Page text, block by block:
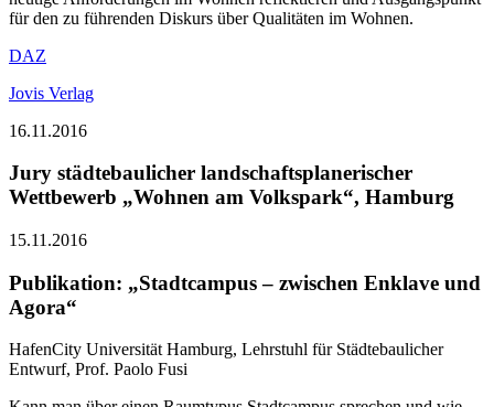
für den zu führenden Diskurs über Qualitäten im Wohnen.
DAZ
Jovis Verlag
16.11.2016
Jury städtebaulicher landschaftsplanerischer
Wettbewerb „Wohnen am Volkspark“, Hamburg
15.11.2016
Publikation: „Stadtcampus – zwischen Enklave und
Agora“
HafenCity Universität Hamburg, Lehrstuhl für Städtebaulicher
Entwurf, Prof. Paolo Fusi